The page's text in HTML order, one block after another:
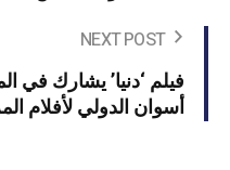
NEXT POST
فيلم ‘دنيا’ يشارك في
أسوان الدولي لأفلام